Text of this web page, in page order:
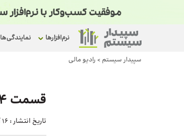
نرم‌افزارها نمایندگی‌ها
سپیدار سیستم > رادیو مالی
قسمت 144: استاندارد حسابداری شماره ۸
تاریخ انتشار : 16 آبان 1400